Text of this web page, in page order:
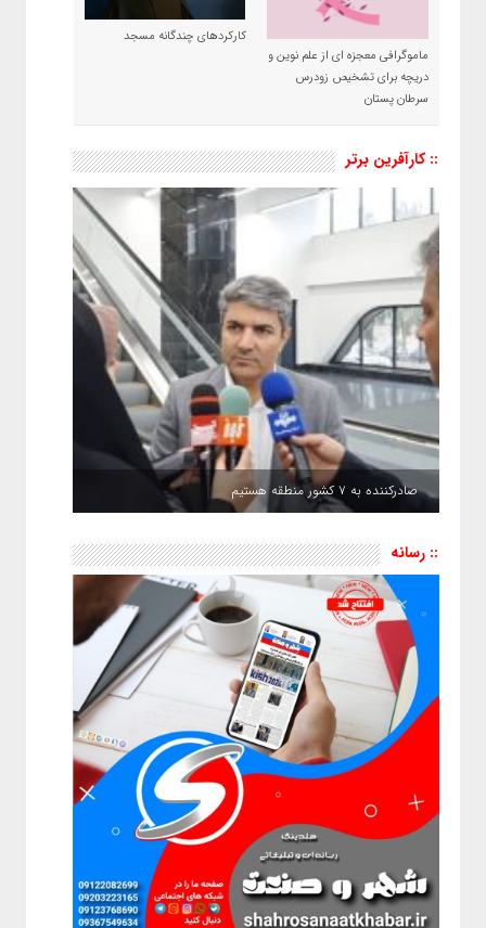
ماموگرافی معجزه ای از علم نوین و
دریچه برای تشخیص زودرس
سرطان پستان
کارکردهای چندگانه مسجد
:: کارآفرین برتر
صادرکننده به ۷ کشور منطقه هستیم
:: رسانه